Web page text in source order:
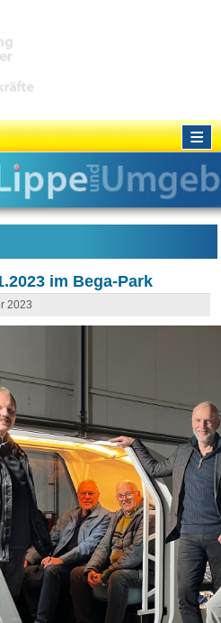
≡
im Bega-Park
2023